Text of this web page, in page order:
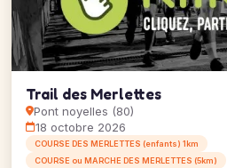
Trail des Merlettes
Pont noyelles (80)
18 octobre 2026
COURSE DES MERLETTES (enfants) 1km
COURSE ou MARCHE DES MERLETTES (5km)